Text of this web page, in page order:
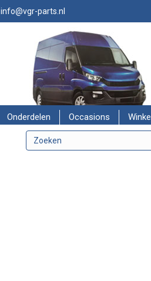
info@vgr-parts.nl
Onderdelen Occasions